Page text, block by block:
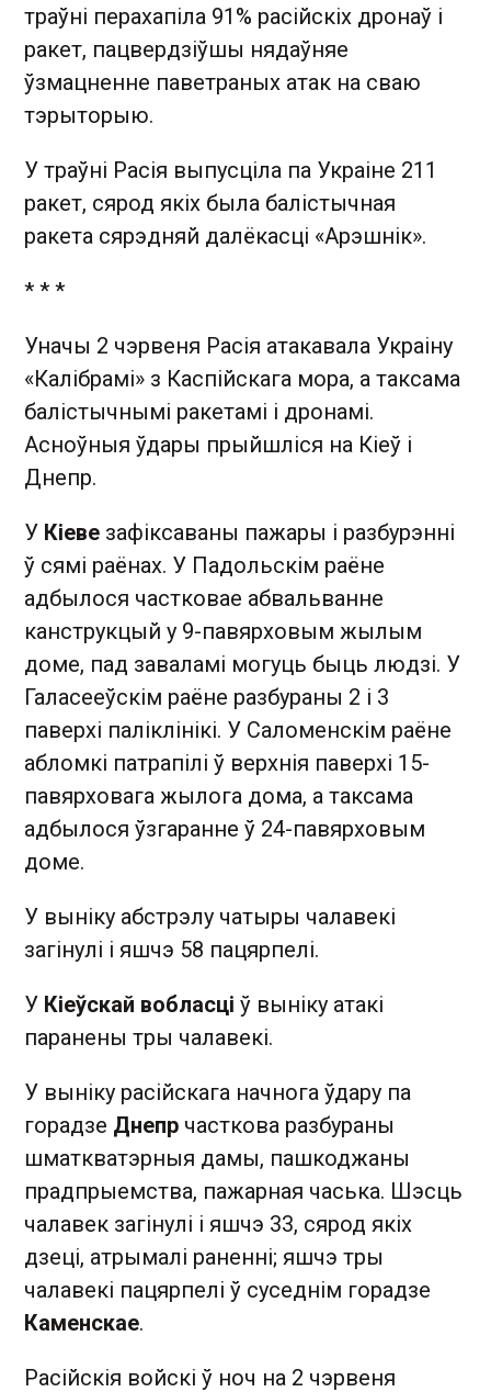
траўні перахапіла 91% расійскіх дронаў і
ракет, пацвердзіўшы нядаўняе
ўзмацненне паветраных атак на сваю
тэрыторыю.
У траўні Расія выпусціла па Украіне 211
ракет, сярод якіх была балістычная
ракета сярэдняй далёкасці «Арэшнік».
* * *
Уначы 2 чэрвеня Расія атакавала Украіну
«Калібрамі» з Каспійскага мора, а таксама
балістычнымі ракетамі і дронамі.
Асноўныя ўдары прыйшліся на Кіеў і
Днепр.
У Кіеве зафіксаваны пажары і разбурэнні
ў сямі раёнах. У Падольскім раёне
адбылося частковае абвальванне
канструкцый у 9-павярховым жылым
доме, пад заваламі могуць быць людзі. У
Галасееўскім раёне разбураны 2 і 3
паверхі паліклінікі. У Саломенскім раёне
абломкі патрапілі ў верхнія паверхі 15-
павярховага жылога дома, а таксама
адбылося ўзгаранне ў 24-павярховым
доме.
У выніку абстрэлу чатыры чалавекі
загінулі і яшчэ 58 пацярпелі.
У Кіеўскай вобласці ў выніку атакі
паранены тры чалавекі.
У выніку расійскага начнога ўдару па
горадзе Днепр часткова разбураны
шматкватэрныя дамы, пашкоджаны
прадпрыемства, пажарная часька. Шэсць
чалавек загінулі і яшчэ 33, сярод якіх
дзеці, атрымалі раненні; яшчэ тры
чалавекі пацярпелі ў суседнім горадзе
Каменскае.
Расійскія войскі ў ноч на 2 чэрвеня